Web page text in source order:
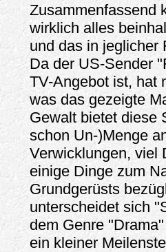
Zusammenfassend
wirklich alles
und das in jeglicher
Da der US-Sender
TV-Angebot ist, hat
was das gezeigte
Gewalt bietet diese
schon Un-)Menge
Verwicklungen, viel
einige Dinge zum
Grundgerüsts
unterscheidet sich
dem Genre
ein kleiner